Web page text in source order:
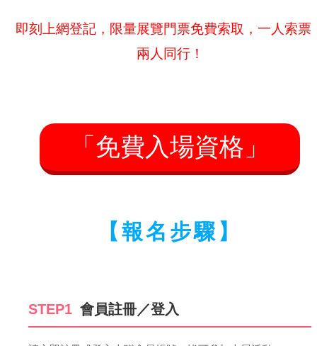
即刻上網登記，限量展覽門票免費索取，一人索票
兩人同行！
「免費入場資格」
【報名步驟】
STEP1 會員註冊／登入